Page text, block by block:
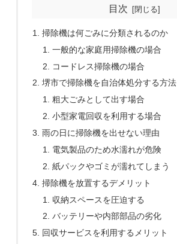
目次
掃除機は何ごみに分類されるのか
一般的な家庭用掃除機の場合
コードレス掃除機の場合
堺市で掃除機を自治体処分する方法
粗大ごみとして出す場合
小型家電回収を利用する場合
雨の日に掃除機を出せない理由
電気製品のため水濡れが危険
紙パックやゴミが濡れてしまう
掃除機を放置するデメリット
収納スペースを圧迫する
バッテリーや内部部品の劣化
回収サービスを利用するメリット